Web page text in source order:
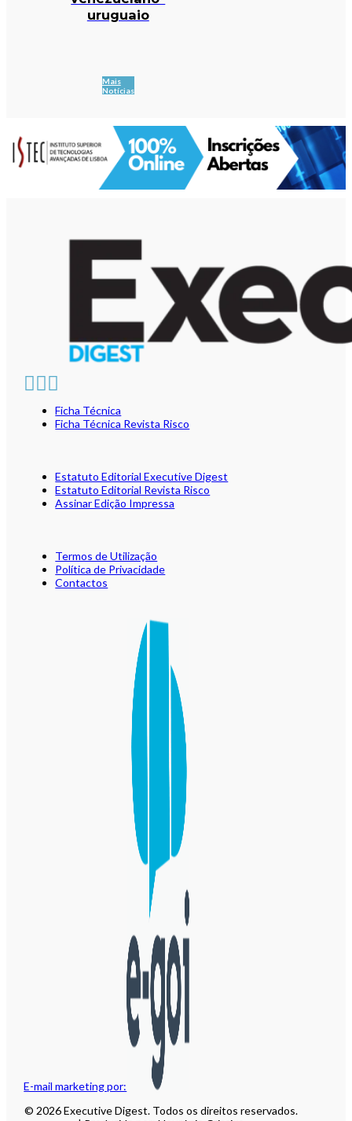
uruguaio
Mais
Notícias
E-mail marketing por:
Ficha Técnica
Ficha Técnica Revista Risco
Estatuto Editorial Executive Digest
Estatuto Editorial Revista Risco
Assinar Edição Impressa
Termos de Utilização
Política de Privacidade
Contactos
© 2026 Executive Digest. Todos os direitos reservados.